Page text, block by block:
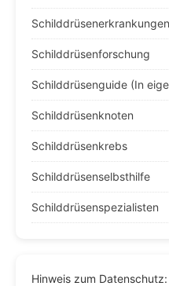
Schilddrüsenforschung
Schilddrüsenguide (In
Schilddrüsenknoten
Schilddrüsenkrebs
Schilddrüsenselbsthilfe
Schilddrüsenspezialisten
Hinweis zum